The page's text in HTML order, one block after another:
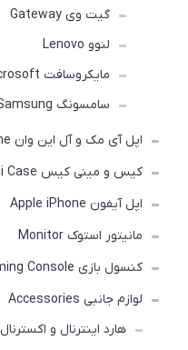
گیت وی Gateway
لنوو Lenovo
مایکروسافت Microsoft
سامسونگ Samsung
اپل آی مک و آل این وان Apple iMac and All in one
کیس و مینی کیس Mini Case
اپل آیفون Apple iPhone
مانیتور استوک Monitor
کنسول بازی Gaming Console
لوازم جانبی Accessories
هارد اینترنال و اکسترنال Internal and External HDD